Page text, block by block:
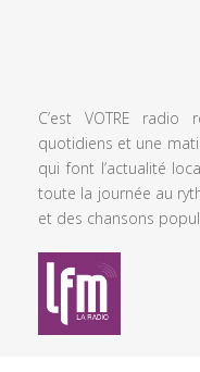
C’est VOTRE radio
quotidiens et une
qui font l’actualité
toute la journée au
et des chansons